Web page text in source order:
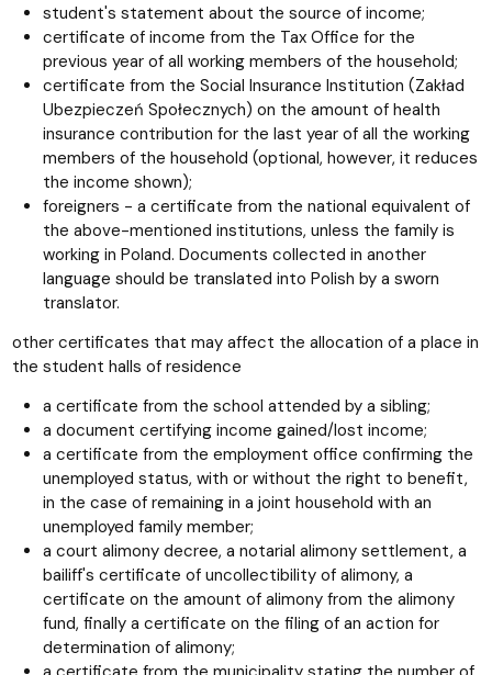
student's statement about the source of income;
certificate of income from the Tax Office for the
previous year of all working members of the household;
certificate from the Social Insurance Institution (Zakład
Ubezpieczeń Społecznych) on the amount of health
insurance contribution for the last year of all the working
members of the household (optional, however, it reduces
the income shown);
foreigners - a certificate from the national equivalent of
the above-mentioned institutions, unless the family is
working in Poland. Documents collected in another
language should be translated into Polish by a sworn
translator.
other certificates that may affect the allocation of a place in
the student halls of residence
a certificate from the school attended by a sibling;
a document certifying income gained/lost income;
a certificate from the employment office confirming the
unemployed status, with or without the right to benefit,
in the case of remaining in a joint household with an
unemployed family member;
a court alimony decree, a notarial alimony settlement, a
bailiff's certificate of uncollectibility of alimony, a
certificate on the amount of alimony from the alimony
fund, finally a certificate on the filing of an action for
determination of alimony;